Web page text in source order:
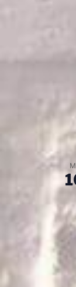
S
c
e
u
n
d
g
n
h